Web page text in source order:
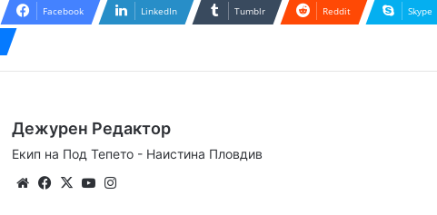
Facebook LinkedIn Tumblr Reddit Skype
Дежурен Редактор
Екип на Под Тепето - Наистина Пловдив
WebsiteFacebook
X YouTube